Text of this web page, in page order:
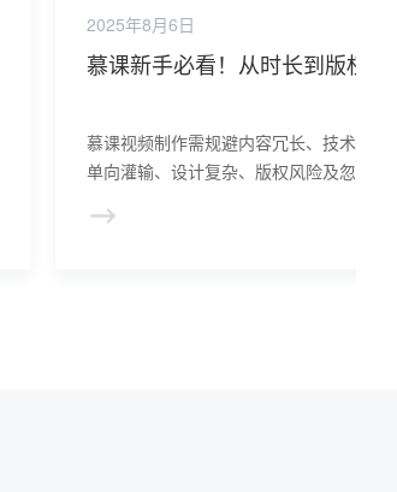
2025年8月6日
慕课新手必看！从时长到版权
慕课视频制作需规避内容冗长、技术缺陷
单向灌输、设计复杂、版权风险及忽视数
强互动、简化设计、合规用材及数据驱动